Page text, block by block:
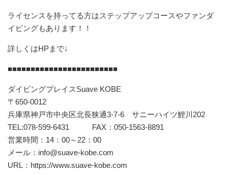
ライセンスを持ってる方はステップアップコースやファンダ
イビングもあります！！
詳しくはHPまで↓
■■■■■■■■■■■■■■■■■■■■■■■■
ダイビングプレイスSuave KOBE
〒650-0012
兵庫県神戸市中央区北長狭通3-7-6 サニーハイツ鯉川202
TEL:078-599-6431 FAX：050-1563-8891
営業時間：14：00～22：00
メール：info@suave-kobe.com
URL：https://www.suave-kobe.com